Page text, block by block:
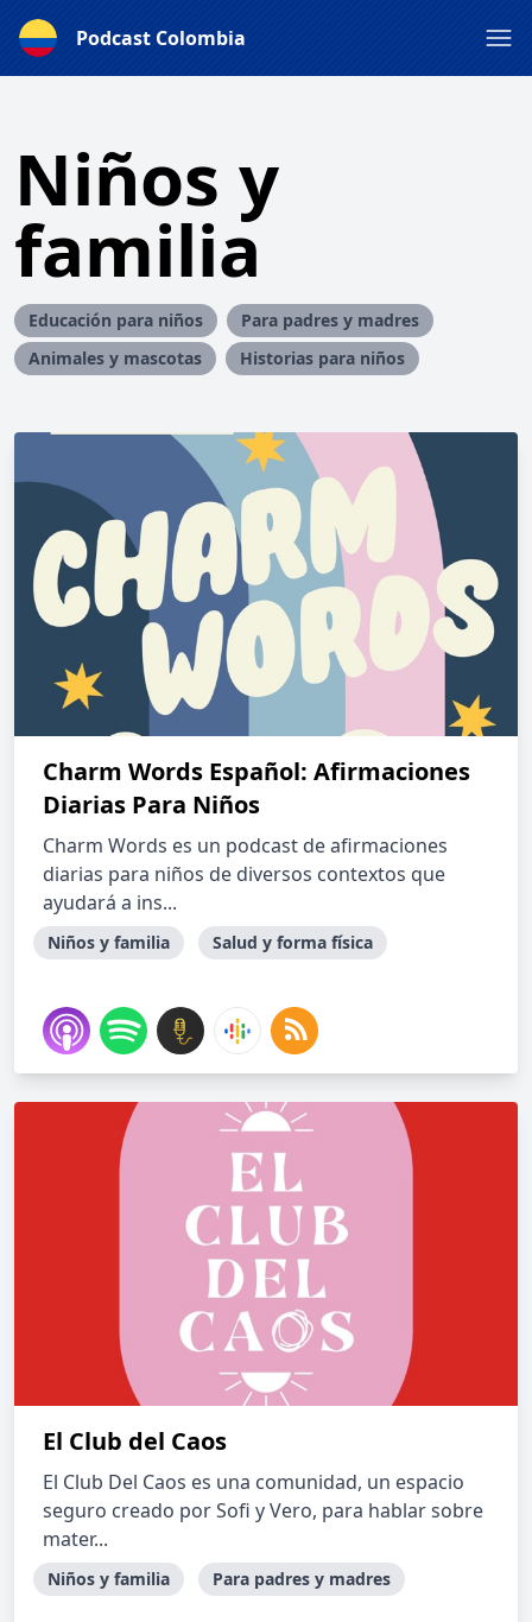
Podcast Colombia
Niños y
familia
Educación para niños
Para padres y madres
Animales y mascotas
Historias para niños
Charm Words Español: Afirmaciones
Diarias Para Niños
Charm Words es un podcast de afirmaciones
diarias para niños de diversos contextos que
ayudará a ins...
Niños y familia Salud y forma física
El Club del Caos
El Club Del Caos es una comunidad, un espacio
seguro creado por Sofi y Vero, para hablar sobre
mater...
Niños y familia Para padres y madres